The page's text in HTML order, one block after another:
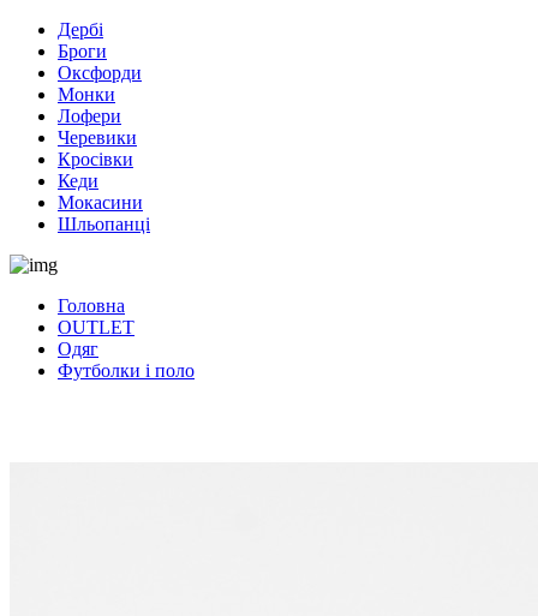
Дербі
Броги
Оксфорди
Монки
Лофери
Черевики
Кросівки
Кеди
Мокасини
Шльопанці
Головна
OUTLET
Одяг
Футболки і поло